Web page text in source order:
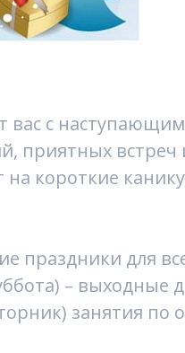
вас с
приятных встреч
короткие
праздники для
– выходные
занятия